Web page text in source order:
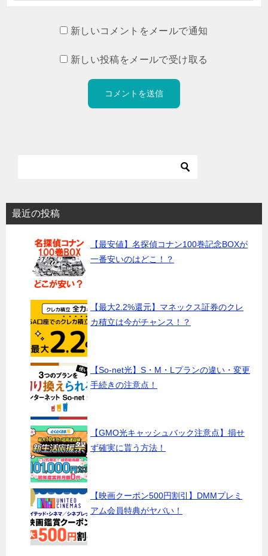
新しいコメントをメールで通知
新しい投稿をメールで受け取る
最近の投稿
【最安値】名探偵コナン100巻記念BOXが
一番安いのはどこ！？
【最大2.2%還元】マネックス証券のクレ
カ積立は今がチャンス！？
【So-net光】S・M・Lプランの違い・変更
手続きの注意点！
【GMO光キャッシュバック注意点】損せ
ず確実に貰う方法！
【映画クーポン500円割引】DMMプレミ
アム会員特典がヤバい！